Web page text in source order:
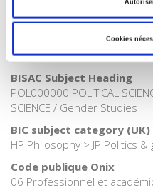
Cookies
Internet Hierarchy>Science
Catégorie (éditeur)
Internet Hierarchy>Science
BISAC Subject Heading
POL000000 POLITICAL
SCIENCE / Gender Studies
BIC subject category (UK)
HP Philosophy > JP Politics
Code publique Onix
06 Professionnel et